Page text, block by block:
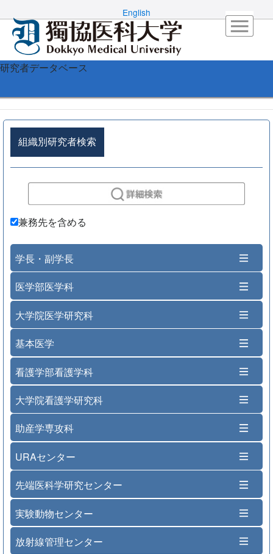
English
研究者データベース
組織別研究者検索
兼務先を含める
学長・副学長
医学部医学科
大学院医学研究科
基本医学
看護学部看護学科
大学院看護学研究科
助産学専攻科
URAセンター
先端医科学研究センター
実験動物センター
放射線管理センター